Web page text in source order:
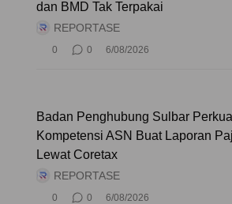
dan BMD Tak Terpakai
REPORTASE
0 0 6/08/2026
Badan Penghubung Sulbar
Kompetensi ASN Buat Laporan
Lewat Coretax
REPORTASE
0 0 6/08/2026